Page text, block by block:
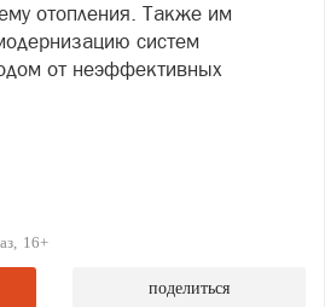
отопления. Также им
систем
от неэффективных
16+
поделиться